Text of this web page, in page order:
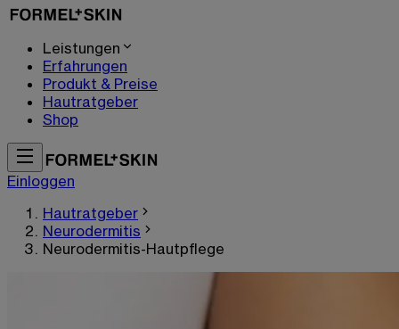
Leistungen
Erfahrungen
Produkt & Preise
Hautratgeber
Shop
Einloggen
Hautratgeber
Neurodermitis
Neurodermitis-Hautpflege